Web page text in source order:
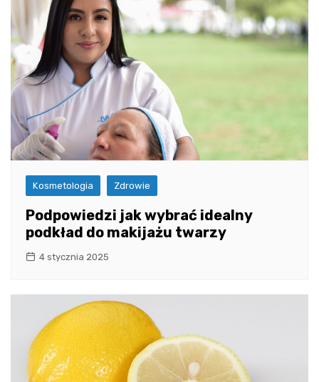
Kosmetologia Zdrowie
Podpowiedzi jak wybrać idealny
podkład do makijażu twarzy
4 stycznia 2025